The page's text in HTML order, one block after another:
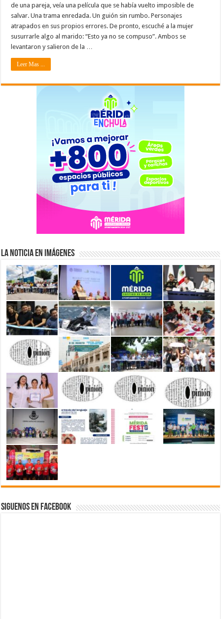
de una pareja, veía una película que se había vuelto imposible de
salvar. Una trama enredada. Un guión sin rumbo. Personajes
atrapados en sus propios errores. De pronto, escuché a la mujer
susurrarle algo al marido: “Esto ya no se compuso”. Ambos se
levantaron y salieron de la …
Leer Mas ...
La Noticia en Imágenes
Siguenos en Facebook